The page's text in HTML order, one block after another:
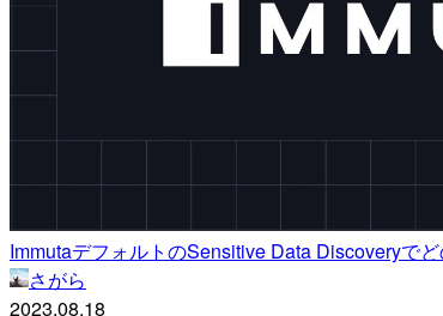
ImmutaデフォルトのSensitive Data Discoveryで
さがら
2023.08.18